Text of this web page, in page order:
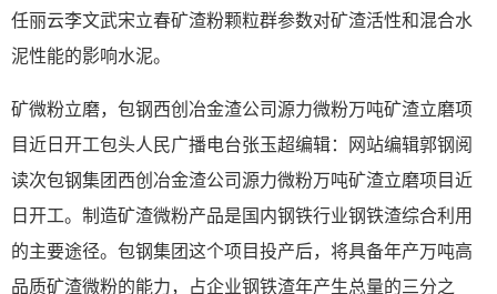
任丽云李文武宋立春矿渣粉颗粒群参数对矿渣活性和混合水
泥性能的影响水泥。
矿微粉立磨，包钢西创冶金渣公司源力微粉万吨矿渣立磨项
目近日开工包头人民广播电台张玉超编辑：网站编辑郭钢阅
读次包钢集团西创冶金渣公司源力微粉万吨矿渣立磨项目近
日开工。制造矿渣微粉产品是国内钢铁行业钢铁渣综合利用
的主要途径。包钢集团这个项目投产后，将具备年产万吨高
品质矿渣微粉的能力，占企业钢铁渣年产生总量的三分之